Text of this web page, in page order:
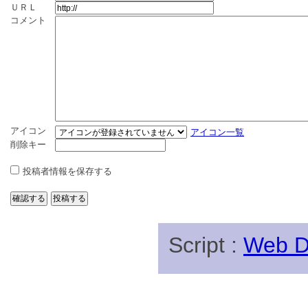
ＵＲＬ
コメント
アイコン
アイコン一覧
削除キー
投稿者情報を保存する
Script : Web